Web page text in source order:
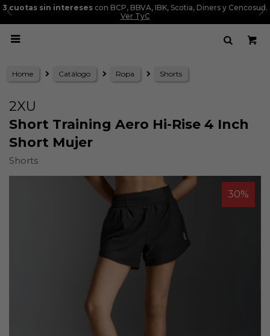
3 cuotas sin intereses con BCP, BBVA, IBK, Scotia, Diners y Cencosud.
Ver TyC

Home Catálogo Ropa Shorts
2XU
Short Training Aero Hi-Rise 4 Inch
Short Mujer
Shorts
30